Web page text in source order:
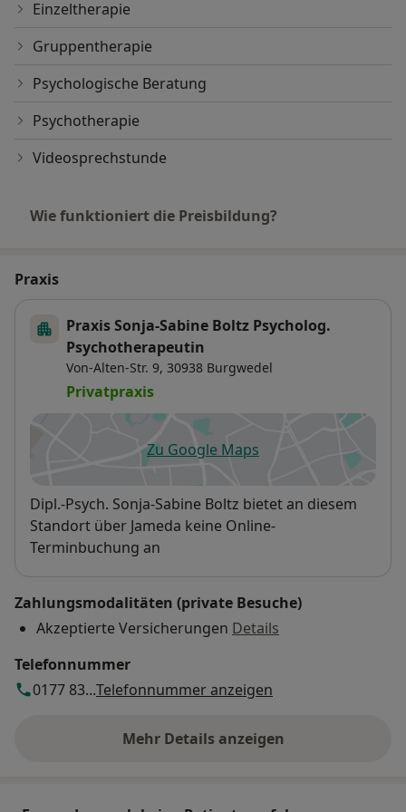
Einzeltherapie
Gruppentherapie
Psychologische Beratung
Psychotherapie
Videosprechstunde
Wie funktioniert die Preisbildung?
Praxis
Praxis Sonja-Sabine Boltz Psycholog.
Psychotherapeutin
Von-Alten-Str. 9, 30938 Burgwedel
Privatpraxis
Zu Google Mapsöffnet in einer neuen
Verfügbarkeit
Dipl.-Psych. Sonja-Sabine Boltz bietet an diesem
Standort über Jameda keine Online-
Terminbuchung an
Zahlungsmodalitäten (private Besuche)
Akzeptierte Versicherungen Details
Telefonnummer
0177 83...Telefonnummer anzeigen
Mehr Details anzeigen
über die Adresse